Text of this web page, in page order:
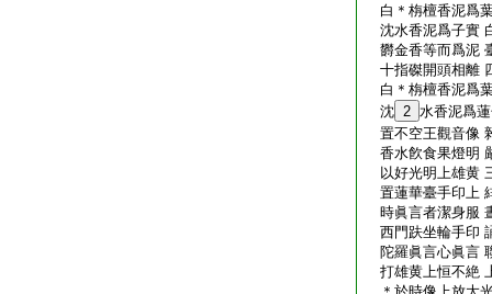
白＊栴檀香泥爲
沈水香泥爲子實
欝金香等而爲泥
十指磔開頭相離
白＊栴檀香泥爲
沈 2 水香泥爲
置不空王觀音像
香水飮食果燈明
以好光明上雄黄
置蓮華臺手印上
時眞言者潔身服
西門趺坐輪手印
陀羅眞言心眞言
打雄黄上恒不絶